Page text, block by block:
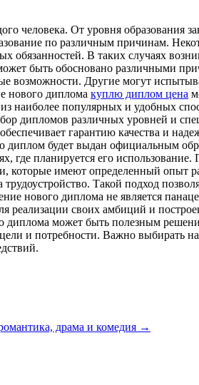
От уровня образования
по различным причинам.
В таких случаях
быть обосновано различными
возможности. Другие могут
нового диплома куплю диплом цена
популярных и удобных
дипломов различных уровней и
гарантию качества и
будет выдан официальным
где планируется его
имеют определенный опыт
Такой подход
нового диплома не является
своих амбиций и
может быть полезным
и потребности. Важно выбирать
драма и комедия →